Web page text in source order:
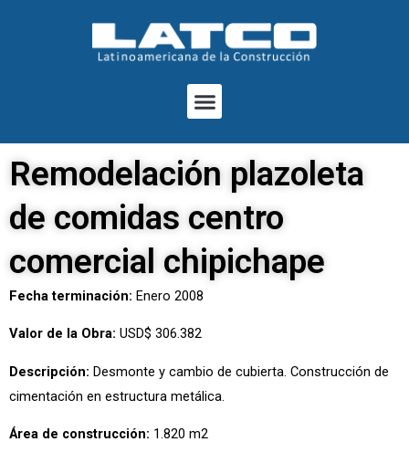
Menu
Remodelación plazoleta
de comidas centro
comercial chipichape
Fecha terminación: Enero 2008
Valor de la Obra: USD$ 306.382
Descripción: Desmonte y cambio de cubierta. Construcción de
cimentación en estructura metálica.
Área de construcción: 1.820 m2